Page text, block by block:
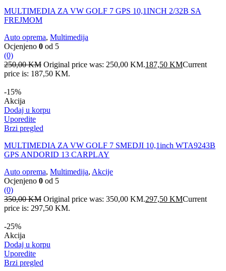
MULTIMEDIA ZA VW GOLF 7 GPS 10,1INCH 2/32B SA
FREJMOM
Auto oprema, Multimedija
Ocjenjeno 0 od 5
(0)
250,00KM Original price was: 250,00 KM.187,50 KMCurrent
price is: 187,50 KM.
-15%
Akcija
Dodaj u korpu
Uporedite
Brzi pregled
MULTIMEDIA ZA VW GOLF 7 SMEDJI 10,1inch WTA9243B
GPS ANDORID 13 CARPLAY
Auto oprema, Multimedija, Akcije
Ocjenjeno 0 od 5
(0)
350,00KM Original price was: 350,00 KM.297,50 KMCurrent
price is: 297,50 KM.
-25%
Akcija
Dodaj u korpu
Uporedite
Brzi pregled